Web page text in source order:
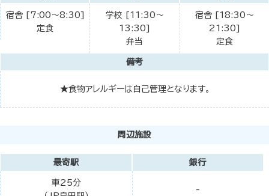
宿舎 [7:00～8:30]
定食
学校 [11:30～
13:30]
弁当
宿舎 [18:30～
21:30]
定食
備考
★食物アレルギーは自己管理となります。
周辺施設
最寄駅
車25分
銀行
-